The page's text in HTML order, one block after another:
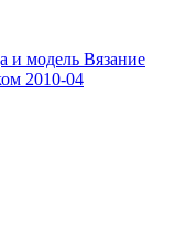
и модель Вязание
2010-04